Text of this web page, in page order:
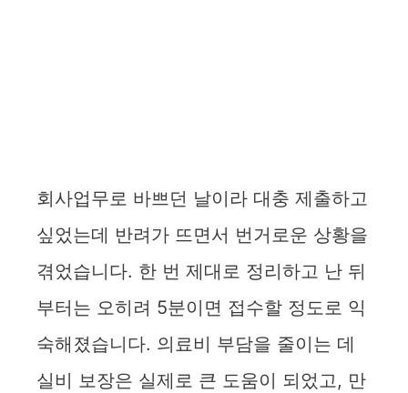
회사업무로 바쁘던 날이라 대충 제출하고
싶었는데 반려가 뜨면서 번거로운 상황을
겪었습니다. 한 번 제대로 정리하고 난 뒤
부터는 오히려 5분이면 접수할 정도로 익
숙해졌습니다. 의료비 부담을 줄이는 데
실비 보장은 실제로 큰 도움이 되었고, 만